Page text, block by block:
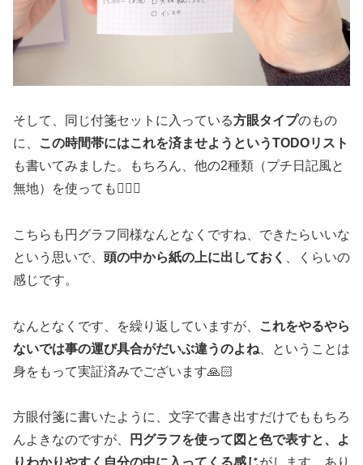
そして、同じ付箋セットに入っている方眼タイプのもの
に、
この時間帯にはこれを済ませようというTODOリスト
も書いてみました。もちろん、他の2種類（プチ日記風と
無地）を使っても🙆🏻‍♀️
こちらも円グラフ同様なんとなくですね、できたらいいな
という思いで、 頭の中から紙の上に出しておく
、くらいの
感じです。
なんとなくです、を繰り返していますが、
これをやるやら
ないでは事の運び具合がだいぶ違うのよね 、ということは
身をもって実証済みでございます🙏🏻
方眼付箋に書いたように、文字で書き出すだけでももちろ
んよきなのですが、
円グラフを使って図と色で表すと、よ